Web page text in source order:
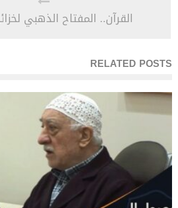
القرآن.. المفتاح الذهبي
RELATED POSTS